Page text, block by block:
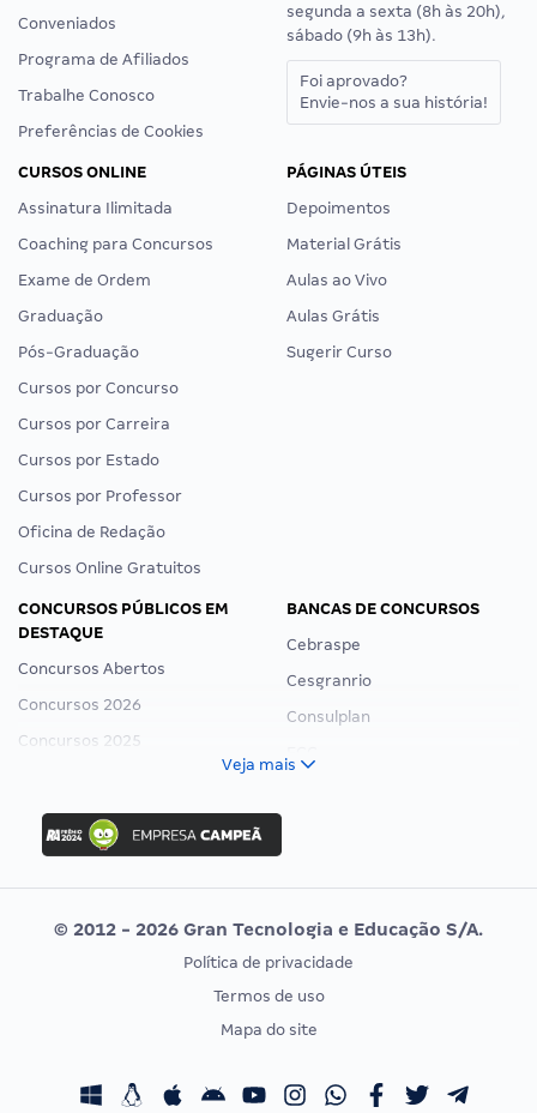
Conveniados
Programa de Afiliados
Trabalhe Conosco
Preferências de Cookies
segunda a sexta (8h às 20h),
sábado (9h às 13h).
Foi aprovado?
Envie-nos a sua história!
CURSOS ONLINE
Assinatura Ilimitada
Coaching para Concursos
Exame de Ordem
Graduação
Pós-Graduação
Cursos por Concurso
Cursos por Carreira
Cursos por Estado
Cursos por Professor
Oficina de Redação
Cursos Online Gratuitos
PÁGINAS ÚTEIS
Depoimentos
Material Grátis
Aulas ao Vivo
Aulas Grátis
Sugerir Curso
CONCURSOS PÚBLICOS EM
DESTAQUE
Concursos Abertos
Concursos 2026
Concursos 2025
Concurso Ibama
Concurso MPU
Editais publicados
BANCAS DE CONCURSOS
Cebraspe
Cesgranrio
Consulplan
Vunesp
CONCURSOS POR PROFISSÃO
Concursos Fiscais
EXAME DE ORDEM
Calendário OAB
Veja mais
© 2012 - 2026 Gran Tecnologia e Educação S/A.
Política de privacidade
Termos de uso
Mapa do site